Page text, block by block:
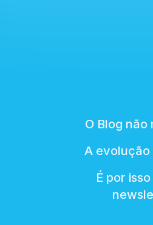
O Blog
A evolução
É por